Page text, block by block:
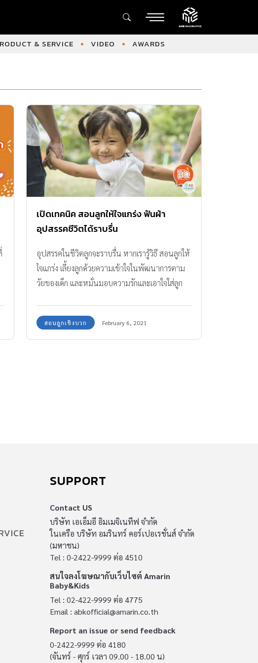
& SERVICE VIDEO AWARDS
เปิดเทคนิค สอนลูกให้ใจแกร่ง ฟันฝ่า
อุปสรรคชีวิตได้ราบรื่น
อุปสรรคในชีวิตลูกจะราบรื่น หากเรารู้วิธี สอนลูกให้
ใจแกร่ง เลี้ยงลูกด้วยความเข้าใจในพัฒนาการตาม
วัยของเด็ก และหมั่นมอบความรักและเอาใจใส่ลูก
สอนลูกเชิงบวก February 6, 2021
SUPPORT
Contact US
บริษัท เอเอ็มอี อิมเมจิเนทีฟ จำกัด
ในเครือ บริษัท อมรินทร์ คอร์เปอเรชั่นส์ จำกัด
(มหาชน)
Tel : 0-2422-9999 ต่อ 4510
สนใจลงโฆษณากับเว็บไซต์ Amarin
Baby&Kids
Tel : 02-422-9999 ต่อ 4775
Email : abkofficial@amarin.co.th
Report an issue or send feedback
0-2422-9999 ต่อ 4180
(จันทร์ - ศุกร์ เวลา 09.00 - 18.00 น)